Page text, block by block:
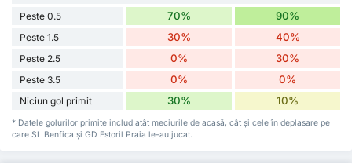
Peste 0.5
70% 90%
Peste 1.5 30% 40%
Peste 2.5 0% 30%
Peste 3.5 0% 0%
Niciun gol primit 30% 10%
* Datele golurilor primite includ atât meciurile de acasă, cât și cele în deplasare pe
care SL Benfica și GD Estoril Praia le-au jucat.